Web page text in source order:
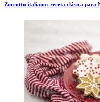
Zuccotto italiano: receta clásica para